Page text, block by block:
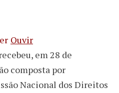
Ouvir
em 28 de
composta por
Nacional dos Direitos